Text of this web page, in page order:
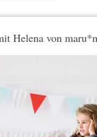
Helena von